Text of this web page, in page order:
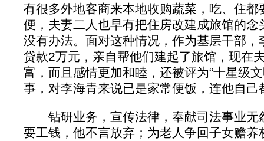
有很多外地客商来本地收购蔬菜，吃、住都
便，夫妻二人也早有把住房改建成旅馆的念
没有办法。面对这种情况，作为基层干部，
贷款2万元，亲自帮他们建起了旅馆，现在
富，而且感情更加和睦，还被评为“十星级
事，对李海青来说已是家常便饭，连他自己
钻研业务，宣传法律，奉献司法事业无
要工钱，他不言放弃；为老人争回子女赡养